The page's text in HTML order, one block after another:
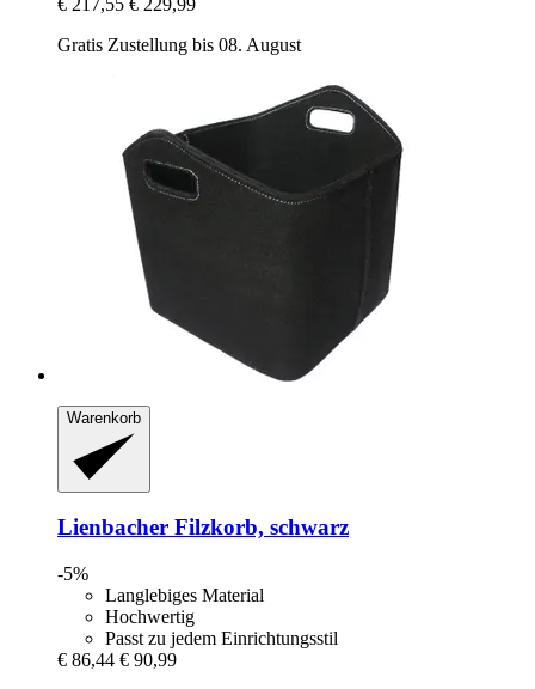
€ 217,55 € 229,99
Gratis Zustellung bis 08. August
Warenkorb
Lienbacher Filzkorb, schwarz
-5%
Langlebiges Material
Hochwertig
Passt zu jedem Einrichtungsstil
€ 86,44 € 90,99